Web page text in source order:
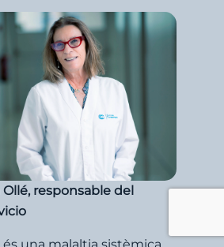
Ollé, responsable del